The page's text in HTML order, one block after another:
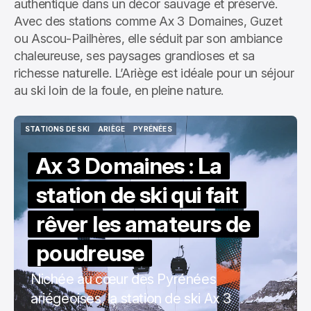
authentique dans un décor sauvage et préservé.
Avec des stations comme Ax 3 Domaines, Guzet
ou Ascou-Pailhères, elle séduit par son ambiance
chaleureuse, ses paysages grandioses et sa
richesse naturelle. L’Ariège est idéale pour un séjour
au ski loin de la foule, en pleine nature.
STATIONS DE SKI
ARIÈGE
ARIÈGE
PYRÉNÉES
Ax 3 Domaines : La
station de ski qui fait
rêver les amateurs de
poudreuse
Nichée au cœur des Pyrénées
ariégeoises, la station de ski Ax 3